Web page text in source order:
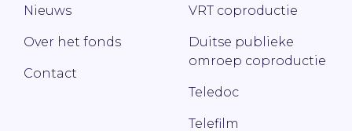
Nieuws
Over het fonds
Contact
VRT coproductie
Duitse publieke
omroep coproductie
Teledoc
Telefilm